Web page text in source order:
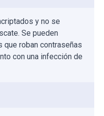
y no se
Se pueden
que roban contraseñas
con una infección de